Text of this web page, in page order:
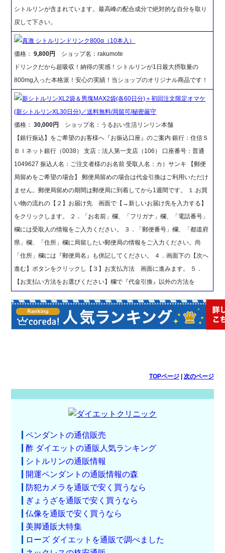
シトルリンが含まれています。最高峰の配合成分で絶対的な自分を取り
戻して下さい。
真激 シトルリンドリンク800α（10本入）
価格：9,800円
ショップ名：rakumote
ドリンクだから超吸収！納得の実感！シトルリンが1日最大摂取量の
800mg入った本格派！安心の実績！当ショップのオリジナル商品です！
新シトルリンXL2袋＆男塊MAX2袋(各60日分)＋初回注文限定オマケ
(新シトルリンXL30日分)／送料無料/局留可/秘密厳守
価格：30,000円
ショップ名：うるおい生活リンリン本舗
【銀行振込】をご希望のお客様へ『お振込口座』のご案内 銀行：住信Ｓ
ＢＩネット銀行（0038） 支店：法人第一支店（106） 口座番号：普通
1049627 振込人名：ご注文者様のお名前 受取人名：カ）サンキ 【郵便
局留めをご希望の場合】 郵便局留めの場合は代金引換はご利用いただけ
ません。郵便局留めの期間は郵便局に到着してから1週間です。 １.お買
い物の流れの【２】お届け先 画面で【→新しいお届け先を入力する】
をクリックします。 ２．「お名前」欄、「フリガナ」欄、「電話番号」
欄には受取人の情報をご入力ください。 ３．「郵便番号」欄、「都道府
県」欄、「住所」欄に局留したい郵便局の情報をご入力ください。尚
「住所」欄には『郵便局名』も併記してください。 ４．画面下の【次へ
進む】ボタンをクリックし【３】お支払方法 画面に進みます。 ５．
【お支払い方法をお選びください】欄で『代金引換』以外の方法を
TOPページ| 次のページ
ペンダントの通信販売
酢 ダイエットの通販人気ランキング
シトルリンの通販情報
開運ペンダントの通販情報の森
防犯カメラを通販で安く買うなら
ぎょうざを通販で安く買うなら
仏像を通販で安く買うなら
美脚通販大特集
ローズ ダイエットを通販で調べました